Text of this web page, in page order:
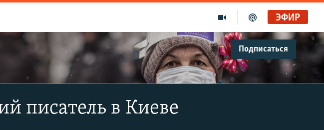
ЭФИР
Подписаться
писатель в Киеве